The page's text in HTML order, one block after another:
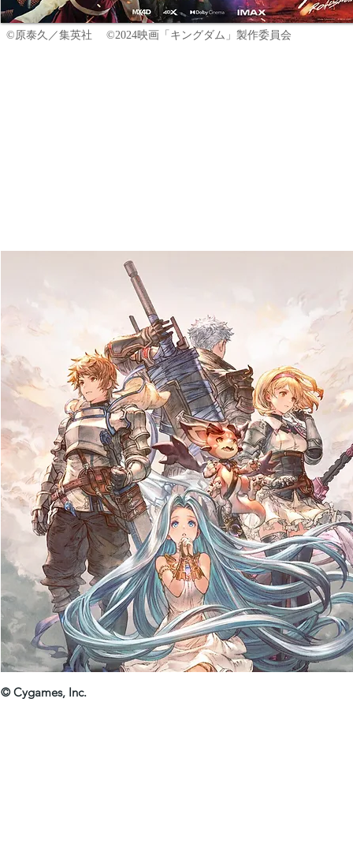
©原泰久／集英社 ©2024映画「キングダム」製作委員会
© Cygames, Inc.